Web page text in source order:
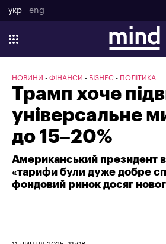
укр eng
НОВИНИ ФІНАНСИ БІЗНЕС ПОЛІТИКА
Трамп хоче
універсальне
до 15–20%
Американський президент
«тарифи були дуже добре
фондовий ринок досяг